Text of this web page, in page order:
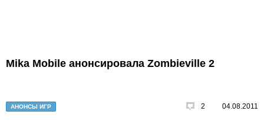
Mika Mobile анонсировала Zombieville 2
АНОНСЫ ИГР 2 04.08.2011